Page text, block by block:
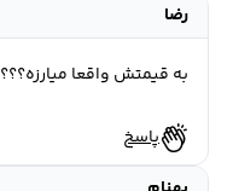
رضا
به قیمتش واقعا میارزه؟؟؟
پاسخ